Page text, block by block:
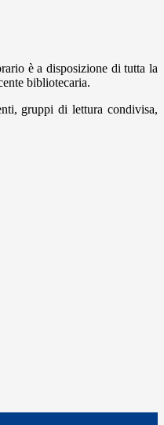
è a disposizione di tutta la
bibliotecaria.
gruppi di lettura condivisa,